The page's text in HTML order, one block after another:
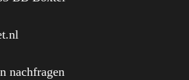
nachfragen